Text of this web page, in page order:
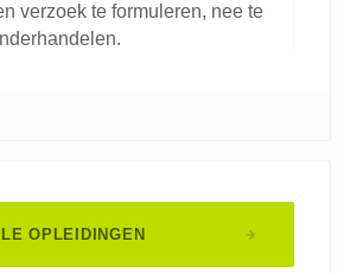
verzoek te formuleren, nee te
OPLEIDINGEN